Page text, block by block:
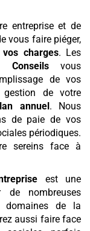
entreprise et de
vous faire piéger,
charges. Les
Conseilsvous
de vos
de votre
annuel . Nous
de paie de vos
périodiques.
sereins face à
est une
de nombreuses
domaines de la
aussi faire face